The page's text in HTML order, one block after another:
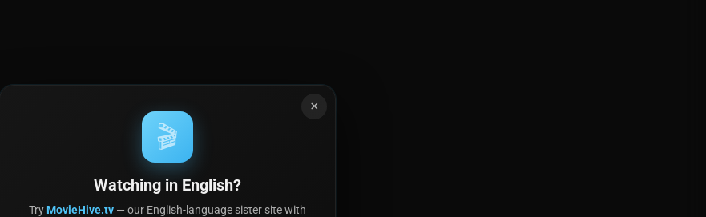
×
🎬
Watching in English?
TryMovieHive.tv — our English-language sister site with